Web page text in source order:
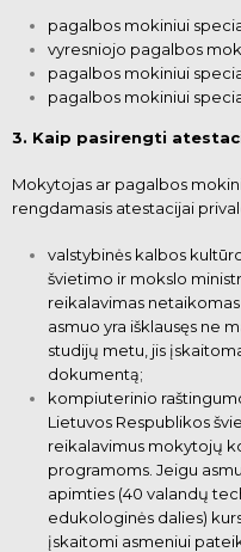
pagalbos mokiniui
vyresniojo pagalbos
pagalbos mokiniui
pagalbos mokiniui
3. Kaip pasirengti
Mokytojas ar pagalbos
rengdamasis atestacijai
valstybinės kalbos
švietimo ir mokslo
reikalavimas
asmuo yra išklausęs ne
studijų metu, jis
dokumentą;
kompiuterinio
Lietuvos Respublikos
reikalavimus mokytojų
programoms. Jeigu
apimties (40 valandų
edukologinės dalies)
įskaitomi asmeniui